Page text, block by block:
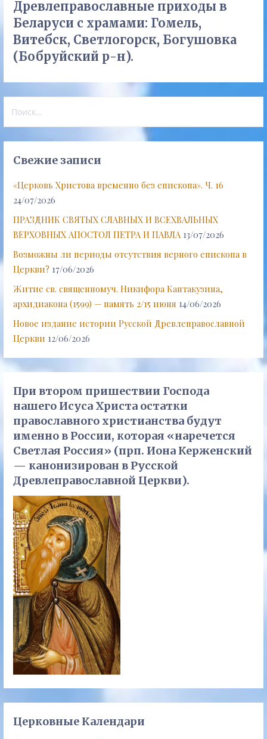
Древлеправославные приходы в
Беларуси с храмами: Гомель,
Витебск, Светлогорск, Богушовка
(Бобруйский р-н).
Свежие записи
«Церковь Христова временно без епископа». Ч. 16
24/07/2026
ПРАЗДНИК СВЯТЫХ СЛАВНЫХ И ВСЕХВАЛЬНЫХ
ВЕРХОВНЫХ АПОСТОЛ ПЕТРА И ПАВЛА 13/07/2026
Возможны ли периоды отсутствия верного епископа в
Церкви? 17/06/2026
Житие св. священномуч. Никифора Кантакузина,
архидиакона (1599) — память 2/15 июня 14/06/2026
Новое издание истории Русской Древлеправославной
Церкви 12/06/2026
При втором пришествии Господа
нашего Исуса Христа остатки
православного христианства будут
именно в России, которая «наречется
Светлая Россия» (прп. Иона Керженский
— канонизирован в Русской
Древлеправославной Церкви).
Церковные Календари